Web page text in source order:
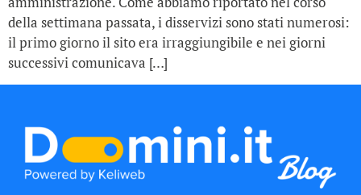
della settimana passata, i disservizi sono stati numerosi:
il primo giorno il sito era irraggiungibile e nei giorni
successivi comunicava […]